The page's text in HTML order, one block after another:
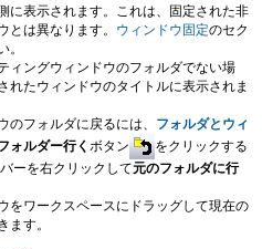
に表示されます。これは、固定された非
とは異なります。 ウィンドウ固定のセク
。
ィングウィンドウのフォルダでない場
れたウィンドウのタイトルに表示されま
のフォルダに戻るには、 フォルダとウィ
ォルダー行く ボタン
をクリックする
ーを右クリックして元のフォルダに行
をワークスペースにドラッグして現在の
ます。